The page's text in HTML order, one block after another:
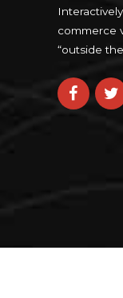
commerce
“outside